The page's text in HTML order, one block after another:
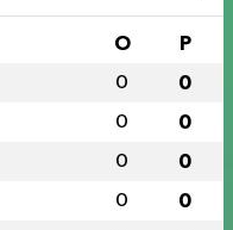
O P
0 0
0 0
0 0
0 0